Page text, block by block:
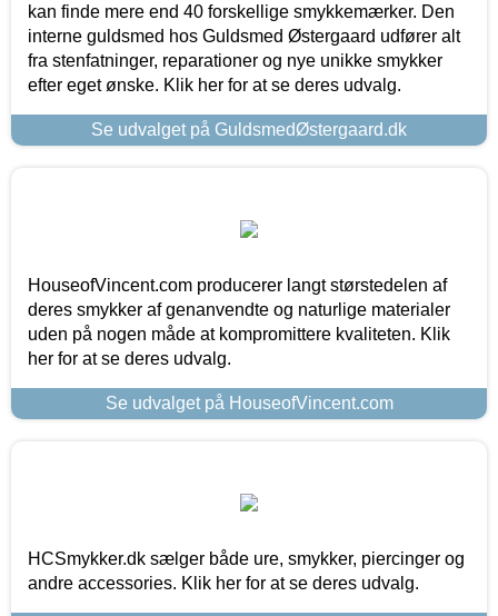
kan finde mere end 40 forskellige smykkemærker. Den
interne guldsmed hos Guldsmed Østergaard udfører alt
fra stenfatninger, reparationer og nye unikke smykker
efter eget ønske. Klik her for at se deres udvalg.
Se udvalget på GuldsmedØstergaard.dk
HouseofVincent.com producerer langt størstedelen af
deres smykker af genanvendte og naturlige materialer
uden på nogen måde at kompromittere kvaliteten. Klik
her for at se deres udvalg.
Se udvalget på HouseofVincent.com
HCSmykker.dk sælger både ure, smykker, piercinger og
andre accessories. Klik her for at se deres udvalg.